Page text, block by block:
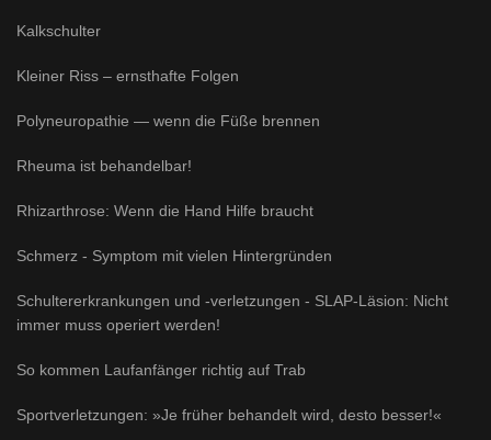
Kalkschulter
Kleiner Riss – ernsthafte Folgen
Polyneuropathie — wenn die Füße brennen
Rheuma ist behandelbar!
Rhizarthrose: Wenn die Hand Hilfe braucht
Schmerz - Symptom mit vielen Hintergründen
Schultererkrankungen und -verletzungen - SLAP-Läsion: Nicht
immer muss operiert werden!
So kommen Laufanfänger richtig auf Trab
Sportverletzungen: »Je früher behandelt wird, desto besser!«